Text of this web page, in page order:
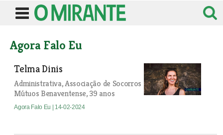
Agora Falo Eu
Telma Dinis
Administrativa, Associação de Socorros
Mútuos Benaventense, 39 anos
Agora Falo Eu | 14-02-2024